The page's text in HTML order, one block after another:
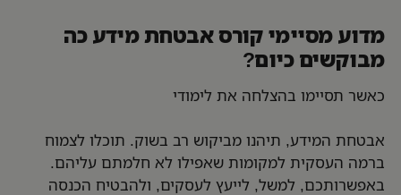
מדוע מסיימי קורס אבטחת מידע כה
מבוקשים כיום?
כאשר תסיימו בהצלחה את לימודי
אבטחת המידע, תיהנו מביקוש רב בשוק. תוכלו לצמוח
ברמה העסקית למקומות שאפילו לא חלמתם עליהם.
באפשרותכם, למשל, לייעץ לעסקים, ולהבטיח הכנסה